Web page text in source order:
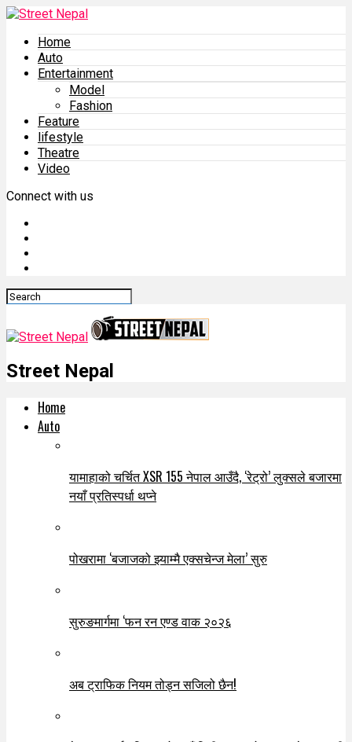
Home
Auto
Entertainment
Model
Fashion
Feature
lifestyle
Theatre
Video
Connect with us
Street Nepal
Home
Auto
यामाहाको चर्चित XSR 155 नेपाल आउँदै, ‘रेट्रो’ लुक्सले बजारमा
नयाँ प्रतिस्पर्धा थप्ने
पोखरामा ‘बजाजको झ्याम्मै एक्सचेन्ज मेला’ सुरु
सुरुङमार्गमा ‘फन रन एण्ड वाक २०२६
अब ट्राफिक नियम तोड्न सजिलो छैन!